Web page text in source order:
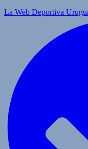
La Web Deportiva